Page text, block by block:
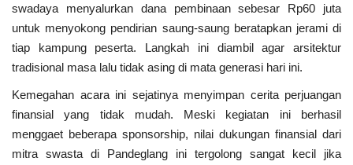
swadaya menyalurkan dana pembinaan sebesar Rp60 juta
untuk menyokong pendirian saung-saung beratapkan jerami di
tiap kampung peserta. Langkah ini diambil agar arsitektur
tradisional masa lalu tidak asing di mata generasi hari ini.
Kemegahan acara ini sejatinya menyimpan cerita perjuangan
finansial yang tidak mudah. Meski kegiatan ini berhasil
menggaet beberapa sponsorship, nilai dukungan finansial dari
mitra swasta di Pandeglang ini tergolong sangat kecil jika